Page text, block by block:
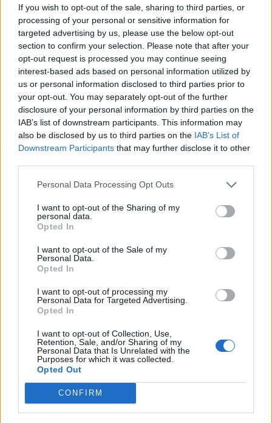
If you wish to opt-out of the sale, sharing to third parties, or
processing of your personal or sensitive information for
targeted advertising by us, please use the below opt-out
section to confirm your selection. Please note that after your
opt-out request is processed you may continue seeing
interest-based ads based on personal information utilized by
us or personal information disclosed to third parties prior to
your opt-out. You may separately opt-out of the further
disclosure of your personal information by third parties on the
IAB’s list of downstream participants. This information may
also be disclosed by us to third parties on the IAB’s List of
Downstream Participants that may further disclose it to other
Personal Data Processing Opt Outs
I want to opt-out of the Sharing of my
personal data.
Opted In
I want to opt-out of the Sale of my
Personal Data.
Opted In
I want to opt-out of processing my
Personal Data for Targeted Advertising.
Opted In
I want to opt-out of Collection, Use,
Retention, Sale, and/or Sharing of my
Personal Data that Is Unrelated with the
Purposes for which it was collected.
Opted Out
CONFIRM
Εικονογράφηση: @artificial_vandalism
Είναι αλήθεια πωςοι αλγόριθμοι ασκούν μια γοητεία
επάνω μας, κυρίως εκείνοι που παρέχουν
περιεχόμενο «για εμάς» όπως του TikTok, ωστόσο,
και αυτή η (με)εθιστική έλξη της αλληλεπίδρασης
μεταξύ ενός αλγορίθμου που δεν ξέρουμε πώς
ακριβώς λειτουργεί και της προσωπικότητάς μας
δεδομένων για να έχουμε πρόσβαση σε ένα
προσαρμοσμένο στην εικόνα μας περιεχόμενο.
Οι ερευνητές της μελέτης παρατήρησαν επίσης ένα
παράδοξο: οι έφηβοι αν και, σύμφωνα με τους
ισχυρισμούς τους, πιστεύουν ότι το content που
τους τροφοδότησε ο αλγόριθμος και δεν ταιριάζει
στην προσωπικότητά τους είναι απλώς μια
δυσλειτουργία, είναιψυχικά επιρρεπείςσε αυτό